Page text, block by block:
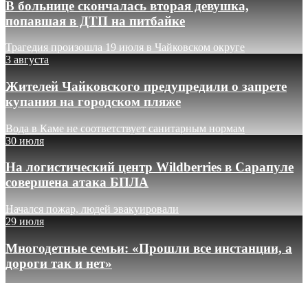
В больнице скончалась вторая девушка,
попавшая в ДТП на питбайке
Трагедия произошла 19 июля в Чайковском округе
3 августа
Жителей Чайковского предупредили о запрете
купания на городском пляже
Вода в Каме не соответствует санитарным нормам
30 июля
На логистический центр Wildberries в Сарапуле
совершена атака БПЛА
Начался пожар, людей эвакуировали
29 июля
Многодетные семьи: «Прошли все инстанции, а
дороги так и нет»